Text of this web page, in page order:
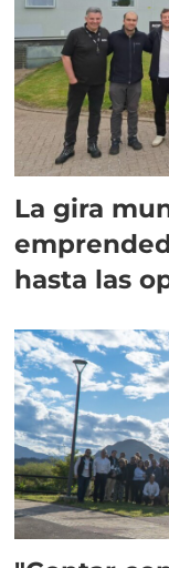
La gira
hasta las